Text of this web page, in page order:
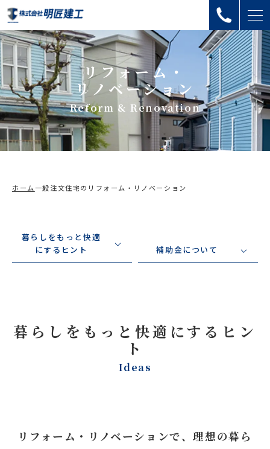
リフォーム・
リノベーション
Reform & Renovation
ホーム一般注文住宅のリフォーム・リノベーション
暮らしをもっと快適
にするヒント
補助金について
暮らしをもっと快適にするヒン
ト
Ideas
リフォーム・リノベーションで、理想の暮ら